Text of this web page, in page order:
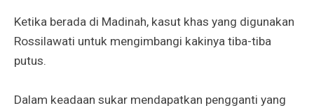
Ketika berada di Madinah, kasut khas yang digunakan
Rossilawati untuk mengimbangi kakinya tiba-tiba
putus.
Dalam keadaan sukar mendapatkan pengganti yang